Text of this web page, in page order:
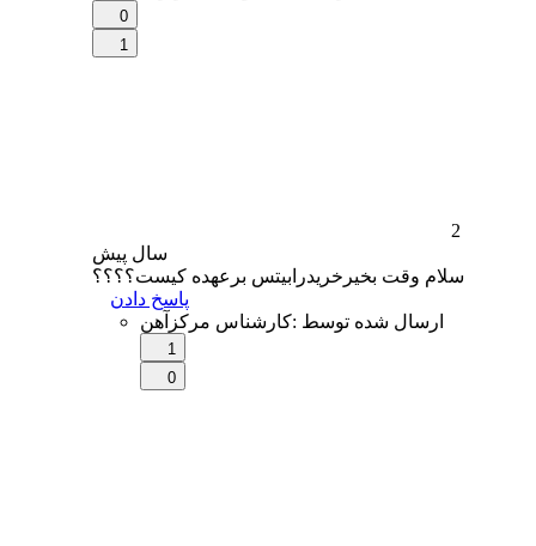
0
1
2
سال پیش
سلام وقت بخیرخریدرابیتس برعهده کیست؟؟؟؟
پاسخ دادن
ارسال شده توسط :کارشناس مرکزآهن
1
0